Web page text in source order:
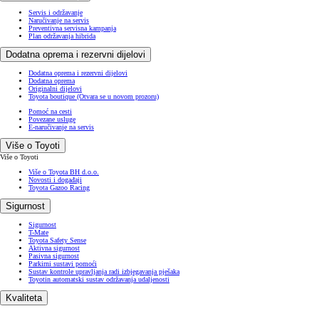
Servis i održavanje
Naručivanje na servis
Preventivna servisna kampanja
Plan održavanja hibrida
Dodatna oprema i rezervni dijelovi
Dodatna oprema i rezervni dijelovi
Dodatna oprema
Originalni dijelovi
Toyota boutique (Otvara se u novom prozoru)
Pomoć na cesti
Povezane usluge
E-naručivanje na servis
Više o Toyoti
Više o Toyoti
Više o Toyota BH d.o.o.
Novosti i događaji
Toyota Gazoo Racing
Sigurnost
Sigurnost
T-Mate
Toyota Safety Sense
Aktivna sigurnost
Pasivna sigurnost
Parkirni sustavi pomoći
Sustav kontrole upravljanja radi izbjegavanja pješaka
Toyotin automatski sustav održavanja udaljenosti
Kvaliteta